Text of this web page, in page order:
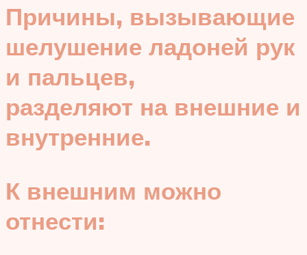
Причины, вызывающие
шелушение ладоней рук
и пальцев,
разделяют на внешние и
внутренние.
К внешним можно
отнести: